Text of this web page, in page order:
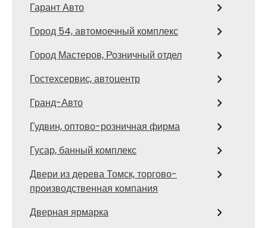
Гарант Авто
Город 54, автомоечный комплекс
Город Мастеров, Розничный отдел
Гостехсервис, автоцентр
Гранд-Авто
Гудвин, оптово-розничная фирма
Гусар, банный комплекс
Двери из дерева Томск, торгово-
производственная компания
Дверная ярмарка